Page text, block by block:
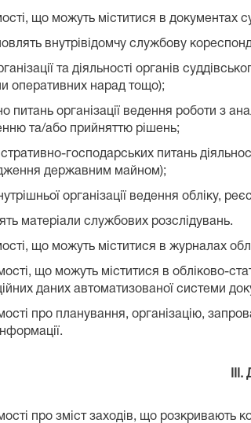
що можуть міститися в документах
внутрівідомчу службову
та діяльності органів
оперативних нарад тощо);
питань організації ведення роботи з
та/або прийняттю рішень;
господарських питань
державним майном);
організації ведення обліку,
матеріали службових розслідувань.
що можуть міститися в журналах
що можуть міститися в обліково-
даних автоматизованої системи
про планування, організацію,
III.
про зміст заходів, що розкривають